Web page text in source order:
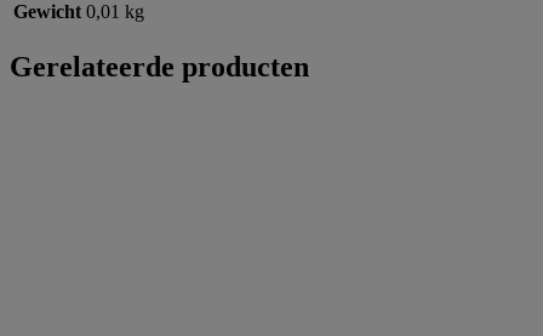
Gewicht 0,01 kg
Gerelateerde producten